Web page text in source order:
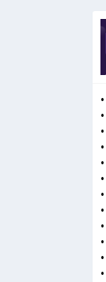
•
•
•
•
•
•
•
•
•
•
•
•